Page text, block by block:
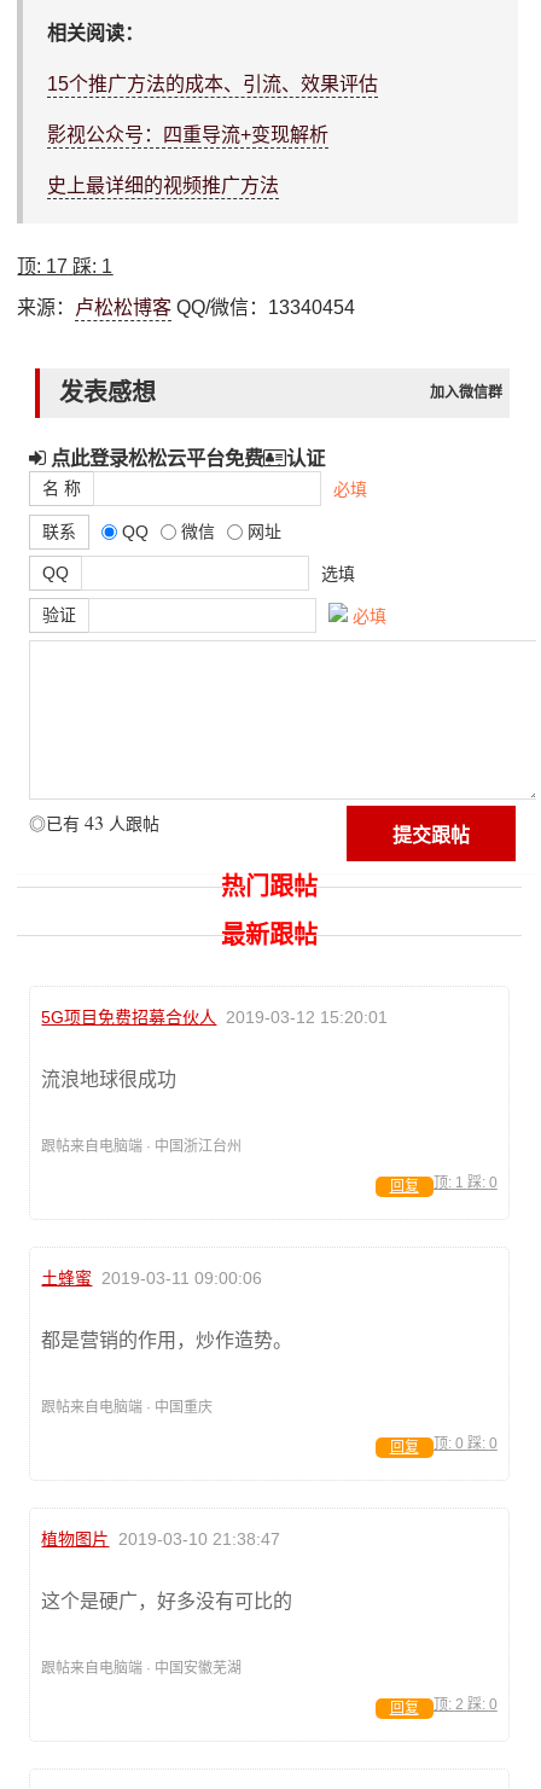
相关阅读：
15个推广方法的成本、引流、效果评估
影视公众号：四重导流+变现解析
史上最详细的视频推广方法
顶: 17 踩: 1
来源： 卢松松博客 QQ/微信：13340454
发表感想 加入微信群
点此登录松松云平台免费 认证
名 称 必填
联系 QQ 微信 网址
QQ 选填
验证 必填
◎已有 43 人跟帖
热门跟帖
最新跟帖
5G项目免费招募合伙人 2019-03-12 15:20:01
流浪地球很成功
跟帖来自电脑端 · 中国浙江台州
顶: 1 踩: 0
回复
土蜂蜜 2019-03-11 09:00:06
都是营销的作用，炒作造势。
跟帖来自电脑端 · 中国重庆
顶: 0 踩: 0
回复
植物图片 2019-03-10 21:38:47
这个是硬广，好多没有可比的
跟帖来自电脑端 · 中国安徽芜湖
顶: 2 踩: 0
回复